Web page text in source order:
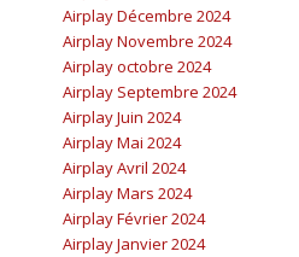
Airplay Décembre 2024
Airplay Novembre 2024
Airplay octobre 2024
Airplay Septembre 2024
Airplay Juin 2024
Airplay Mai 2024
Airplay Avril 2024
Airplay Mars 2024
Airplay Février 2024
Airplay Janvier 2024